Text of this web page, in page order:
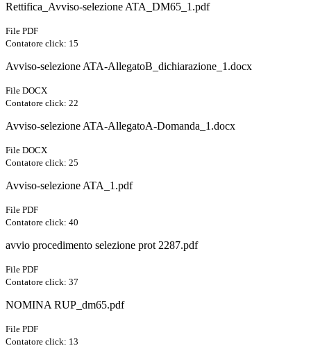
Rettifica_Avviso-selezione ATA_DM65_1.pdf
File PDF
Contatore click: 15
Avviso-selezione ATA-AllegatoB_dichiarazione_1.docx
File DOCX
Contatore click: 22
Avviso-selezione ATA-AllegatoA-Domanda_1.docx
File DOCX
Contatore click: 25
Avviso-selezione ATA_1.pdf
File PDF
Contatore click: 40
avvio procedimento selezione prot 2287.pdf
File PDF
Contatore click: 37
NOMINA RUP_dm65.pdf
File PDF
Contatore click: 13